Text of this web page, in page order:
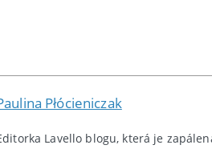
Płócieniczak
Lavello blogu, která je